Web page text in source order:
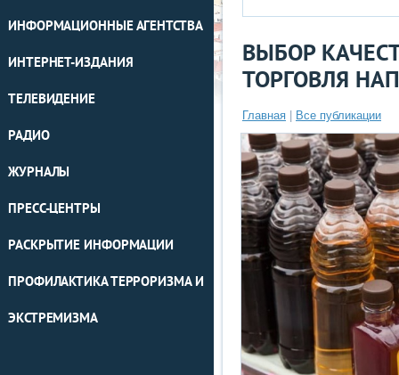
ИНФОРМАЦИОННЫЕ АГЕНТСТВА
ИНТЕРНЕТ-ИЗДАНИЯ
ТЕЛЕВИДЕНИЕ
РАДИО
ЖУРНАЛЫ
ПРЕСС-ЦЕНТРЫ
РАСКРЫТИЕ ИНФОРМАЦИИ
ПРОФИЛАКТИКА ТЕРРОРИЗМА И
ЭКСТРЕМИЗМА
ВЫБОР
ТОРГОВЛЯ
Главная Все публикации